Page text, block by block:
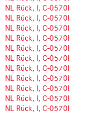
NL Rück, I, C-0570l
NL Rück, I, C-0570l
NL Rück, I, C-0570l
NL Rück, I, C-0570l
NL Rück, I, C-0570l
NL Rück, I, C-0570l
NL Rück, I, C-0570l
NL Rück, I, C-0570l
NL Rück, I, C-0570l
NL Rück, I, C-0570l
NL Rück, I, C-0570l